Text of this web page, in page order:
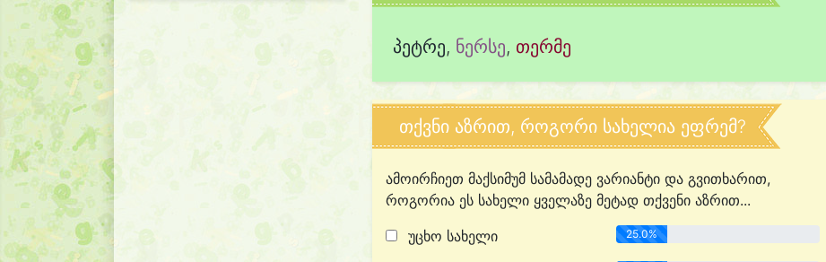
პეტრე, ნერსე, თერმე
თქვნი აზრით, როგორი სახელია ეფრემ?
ამოირჩიეთ მაქსიმუმ სამამადე ვარიანტი და გვითხარით,
როგორია ეს სახელი ყველაზე მეტად თქვენი აზრით...
უცხო სახელი
25.0%